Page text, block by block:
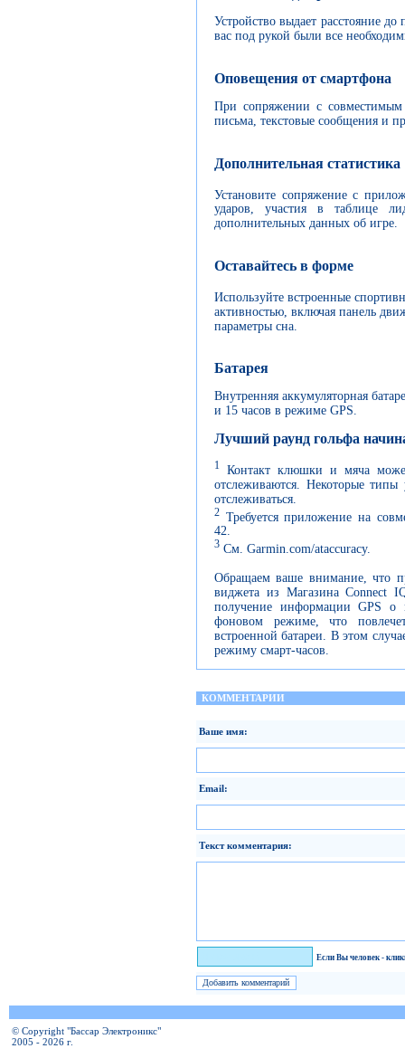
Устройство выдает расстояние
вас под рукой были все
Оповещения от смартфона
При сопряжении с
письма, текстовые сообщения и
Дополнительная статистика
Установите сопряжение с
ударов, участия в таблице
дополнительных данных об игре.
Оставайтесь в форме
Используйте встроенные
активностью, включая панель
параметры сна.
Батарея
Внутренняя аккумуляторная
и 15 часов в режиме GPS.
Лучший раунд гольфа
1 Контакт клюшки и мяча
отслеживаются. Некоторые
отслеживаться.
2 Требуется приложение на
42.
3 См. Garmin.com/ataccuracy.
Обращаем ваше внимание, что
виджета из Магазина Connect
получение информации GPS о
фоновом режиме, что
встроенной батареи. В этом
режиму смарт-часов.
КОММЕНТАРИИ
Ваше имя:
Email:
Текст комментария:
Если Вы человек -
© Copyright "Бассар Электроникс"
2005 - 2026 г.